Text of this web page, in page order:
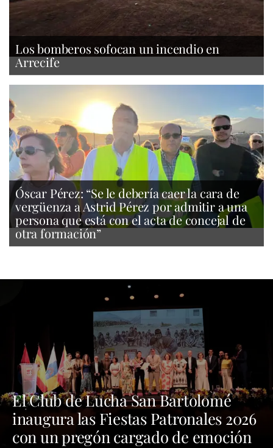
Los bomberos sofocan un incendio en
Arrecife
Óscar Pérez: “Se le debería caer la cara de
vergüenza a Astrid Pérez por admitir a una
persona que está con el acta de concejal de
otra formación”
El Club de Lucha San Bartolomé
inaugura las Fiestas Patronales 2026
con un pregón cargado de emoción